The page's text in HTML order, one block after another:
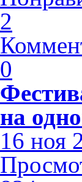
2
0
на
16 ноя